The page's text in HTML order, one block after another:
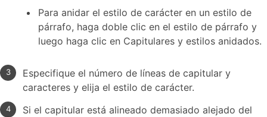
Para anidar el estilo de carácter en un estilo de
párrafo, haga doble clic en el estilo de párrafo y
luego haga clic en Capitulares y estilos anidados.
Especifique el número de líneas de capitular y
caracteres y elija el estilo de carácter.
Si el capitular está alineado demasiado alejado del